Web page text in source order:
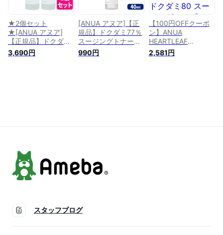
★2個セット
★[ANUA アヌア]
【正規品】ドクダミ
77トナー / ドクダミ
77％スージングトナ
3,690円
[ANUA アヌア]【正
規品】ドクダミ77％
スージングトナー
(ミニサイズ) /
Heartleaf 77%
990円
【100円OFFクーポ
ン】ANUA
HEARTLEAF
SOOTHING
AMPOULE アヌア ド
2,581円
スタッフブログ